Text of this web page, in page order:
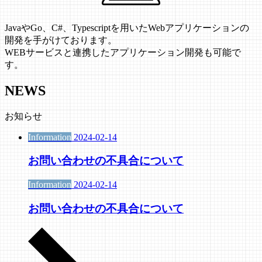
JavaやGo、C#、Typescriptを用いたWebアプリケーションの
開発を手がけております。
WEBサービスと連携したアプリケーション開発も可能で
す。
NEWS
お知らせ
Information 2024-02-14
お問い合わせの不具合について
Information 2024-02-14
お問い合わせの不具合について